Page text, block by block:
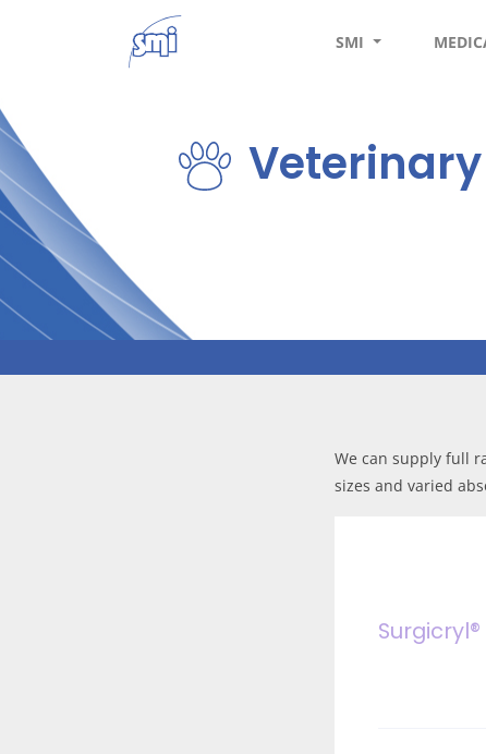
SMI
Veterinary
We can supply full
sizes and varied
Surgicryl®